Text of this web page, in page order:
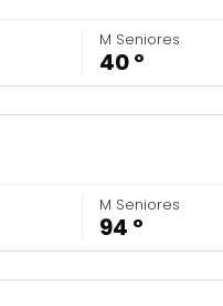
M Seniores
40 º
M Seniores
94 º